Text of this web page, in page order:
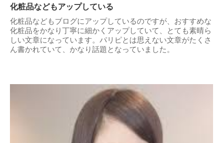
化粧品などもアップしている
化粧品などもブログにアップしているのですが、おすすめな
化粧品をかなり丁寧に細かくアップしていて、とても素晴ら
しい文章になっています。パリピとは思えない文章がたくさ
ん書かれていて、かなり話題となっていました。